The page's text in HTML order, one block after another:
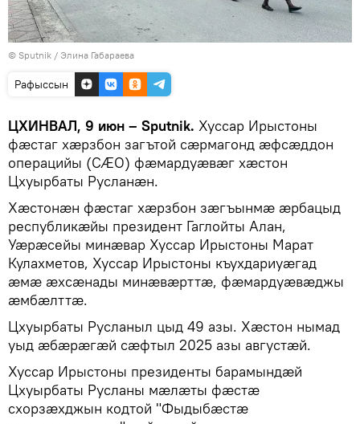
© Sputnik / Элина Габараева
Рафыссын
ЦХИНВАЛ, 9 июн – Sputnik. Хуссар Ирыстоны
фӕстаг хӕрзбон загътой сӕрмагонд ӕфсӕддон
операцийы (СӔО) фӕмардуӕвӕг хӕстон
Цхуырбаты Русланӕн.
Хӕстонӕн фӕстаг хӕрзбон зӕгъынмӕ ӕрбацыд
республикӕйы президент Гаглойты Алан,
Уӕрӕсейы минӕвар Хуссар Ирыстоны Марат
Кулахметов, Хуссар Ирыстоны къухдариуӕгад
ӕмӕ ӕхсӕнады минӕвӕрттӕ, фӕмардуӕвӕджы
æмбæлттæ.
Цхуырбаты Русланыл цыд 49 азы. Хæстон нымад
уыд æбæрæгæй сæфтыл 2025 азы августæй.
Хуссар Ирыстоны президенты барамындæй
Цхуырбаты Русланы мæлæты фæстæ
схорзæхджын кодтой "Фыдыбæстæ